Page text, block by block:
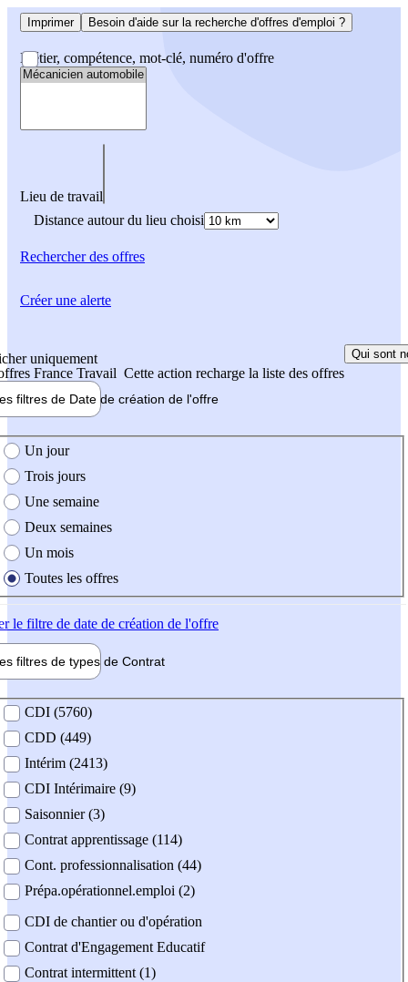
Imprimer Besoin d'aide sur la recherche d'offres d'emploi ?
Métier, compétence, mot-clé, numéro d'offre
Lieu de travail
Distance autour du lieu choisi
Rechercherdes offres
uniquement
France Travail Cette action recharge la liste des offres
Qui sont
filtres de Date de création de l'offre
création de l'offre
Un jour
Trois jours
Une semaine
Deux semaines
Un mois
Toutes les offres
le filtre de date de création de l'offre
filtres de types de Contrat
contrat
CDI (5760)
CDD (449)
Intérim (2413)
CDI Intérimaire (9)
Saisonnier (3)
Contrat apprentissage (114)
Cont. professionnalisation (44)
Prépa.opérationnel.emploi (2)
CDI de chantier ou d'opération
Contrat d'Engagement Educatif
Contrat intermittent (1)
Créer une alerte